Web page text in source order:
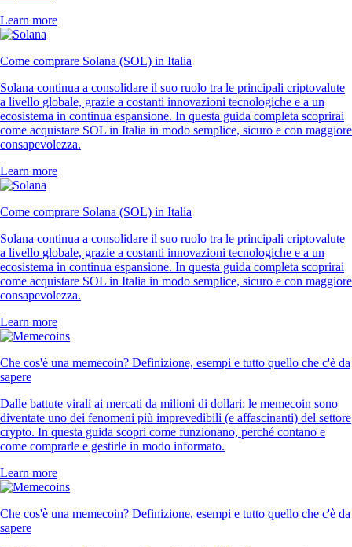
Learn more
Come comprare Solana (SOL) in Italia
Solana continua a consolidare il suo ruolo tra le principali criptovalute
a livello globale, grazie a costanti innovazioni tecnologiche e a un
ecosistema in continua espansione. In questa guida completa scoprirai
come acquistare SOL in Italia in modo semplice, sicuro e con maggiore
consapevolezza.
Learn more
Come comprare Solana (SOL) in Italia
Solana continua a consolidare il suo ruolo tra le principali criptovalute
a livello globale, grazie a costanti innovazioni tecnologiche e a un
ecosistema in continua espansione. In questa guida completa scoprirai
come acquistare SOL in Italia in modo semplice, sicuro e con maggiore
consapevolezza.
Learn more
Che cos'è una memecoin? Definizione, esempi e tutto quello che c'è da
sapere
Dalle battute virali ai mercati da milioni di dollari: le memecoin sono
diventate uno dei fenomeni più imprevedibili (e affascinanti) del settore
crypto. In questa guida scopri come funzionano, perché contano e
come comprarle e gestirle in modo informato.
Learn more
Che cos'è una memecoin? Definizione, esempi e tutto quello che c'è da
sapere